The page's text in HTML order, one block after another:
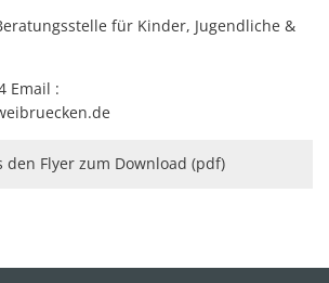
für Kinder, Jugendliche &
Email :
den Flyer zum Download (pdf)